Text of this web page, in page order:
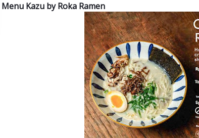
Menu Kazu by Roka Ramen